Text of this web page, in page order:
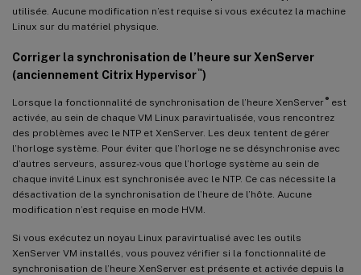
utilisée. Aucune modification n’est requise si vous exécutez la machine
Linux sur du matériel physique.
Corriger la synchronisation de l’heure sur XenServer
(anciennement Citrix Hypervisor™)
Lorsque la fonctionnalité de synchronisation de l’heure XenServer ®est
activée, au sein de chaque VM Linux paravirtualisée, vous rencontrez
des problèmes avec le NTP et XenServer. Les deux tentent de gérer
l’horloge système. Pour éviter que l’horloge ne se désynchronise avec
d’autres serveurs, assurez-vous que l’horloge système au sein de
chaque invité Linux est synchronisée avec le NTP. Ce cas nécessite la
désactivation de la synchronisation de l’heure de l’hôte. Aucune
modification n’est requise en mode HVM.
Si vous exécutez un noyau Linux paravirtualisé avec les outils
XenServer VM installés, vous pouvez vérifier si la fonctionnalité de
synchronisation de l’heure XenServer est présente et activée depuis la